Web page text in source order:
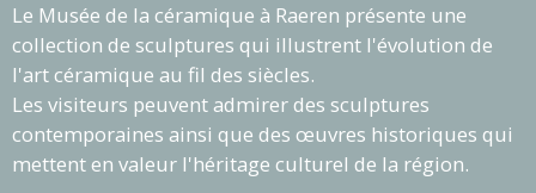
Le Musée de la céramique à Raeren présente une
collection de sculptures qui illustrent l'évolution de
l'art céramique au fil des siècles.
Les visiteurs peuvent admirer des sculptures
contemporaines ainsi que des œuvres historiques qui
mettent en valeur l'héritage culturel de la région.